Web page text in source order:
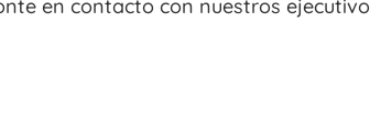
en contacto con nuestros